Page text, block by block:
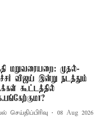
மறுவரையறை: முதல்-
விஜய் இன்று நடத்தும்
கூட்டத்தில்
செய்திப்பிரிவு 08 Aug 2026